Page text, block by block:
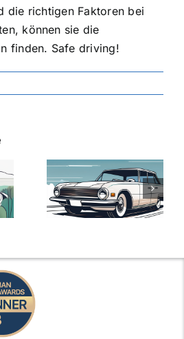
die richtigen Faktoren bei
können sie die
finden. Safe driving!
Kfz-
Die besten
Angebote im